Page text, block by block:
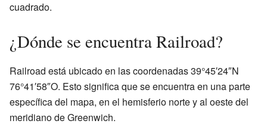
cuadrado.
¿Dónde se encuentra Railroad?
Railroad está ubicado en las coordenadas 39°45′24″N
76°41′58″O. Esto significa que se encuentra en una parte
específica del mapa, en el hemisferio norte y al oeste del
meridiano de Greenwich.